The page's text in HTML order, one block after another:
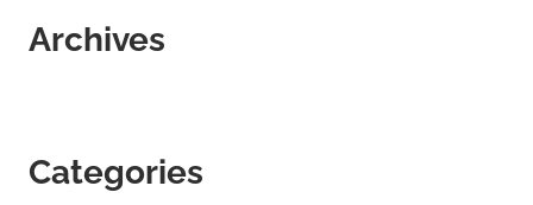
Archives
Categories